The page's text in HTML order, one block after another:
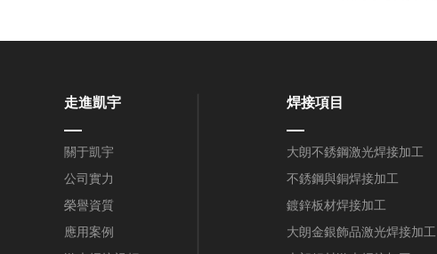
走進凱宇
關于凱宇
公司實力
榮譽資質
應用案例
焊接項目
大朗不銹鋼激光焊接加工
不銹鋼與銅焊接加工
鍍鋅板材焊接加工
大朗金銀飾品激光焊接加工